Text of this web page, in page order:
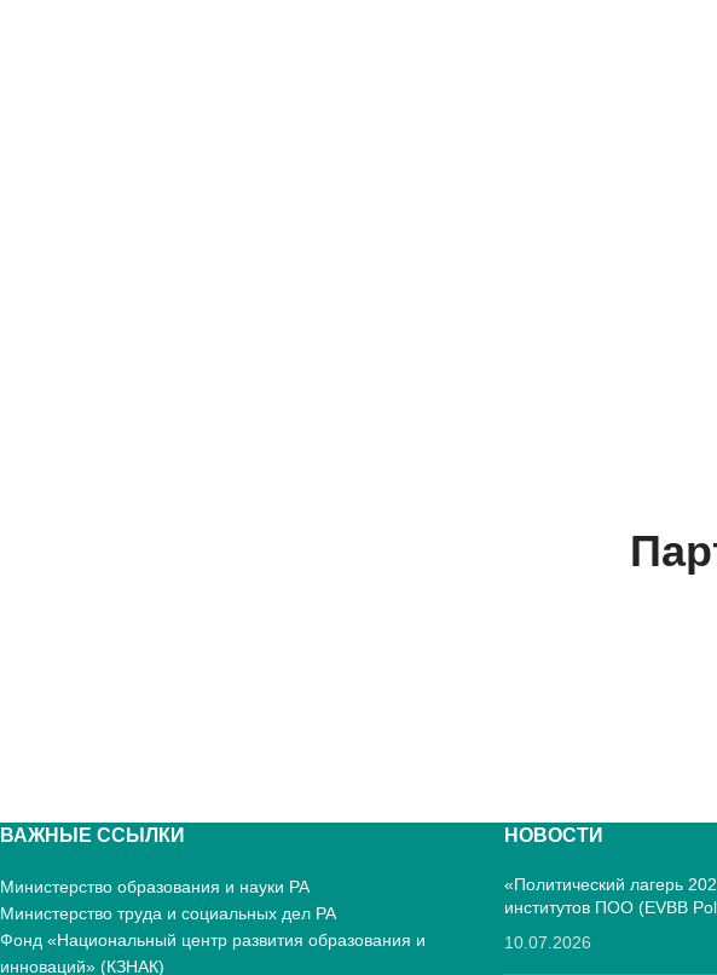
ВАЖНЫЕ ССЫЛКИ
Министерство образования и науки РА
Министерство труда и социальных дел РА
Фонд «Национальный центр развития образования и
инноваций» (КЗНАК)
НОВОСТИ
«Политический лагерь
институтов ПОО (EVBB
10.07.2026